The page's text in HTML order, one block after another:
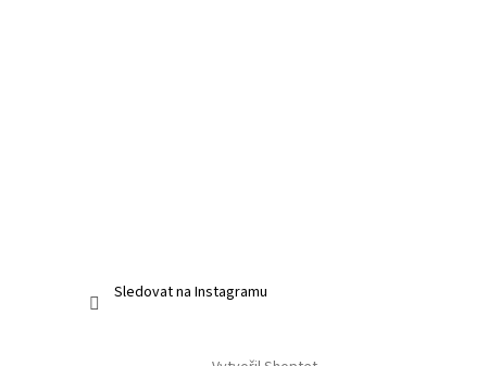
Sledovat na Instagramu